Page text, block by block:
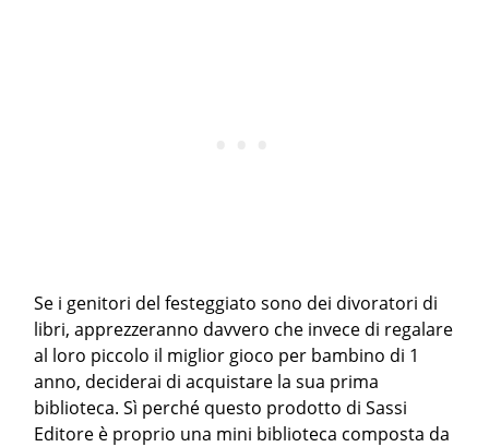
Se i genitori del festeggiato sono dei divoratori di
libri, apprezzeranno davvero che invece di regalare
al loro piccolo il miglior gioco per bambino di 1
anno, deciderai di acquistare la sua prima
biblioteca. Sì perché questo prodotto di Sassi
Editore è proprio una mini biblioteca composta da